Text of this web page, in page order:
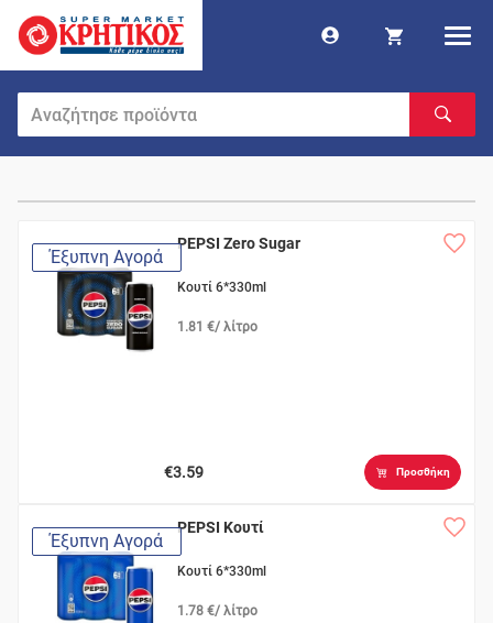
Έξυπνη Αγορά
PEPSI Zero Sugar
Κουτί 6*330ml
1.81 €/ λίτρο
€3.59 Προσθήκη
Έξυπνη Αγορά
PEPSI Κουτί
Κουτί 6*330ml
1.78 €/ λίτρο